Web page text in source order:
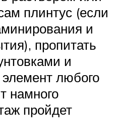
плинтус (если
и
пропитать
и
элемент любого
намного
пройдет